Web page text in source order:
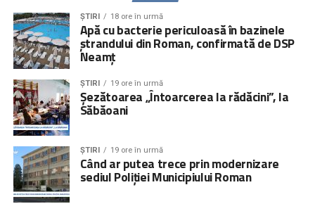
ȘTIRI 18 ore în urmă
Apă cu bacterie periculoasă în bazinele
ștrandului din Roman, confirmată de DSP
Neamț
ȘTIRI 19 ore în urmă
Șezătoarea „Întoarcerea la rădăcini”, la
Săbăoani
ȘTIRI 19 ore în urmă
Când ar putea trece prin modernizare
sediul Poliției Municipiului Roman